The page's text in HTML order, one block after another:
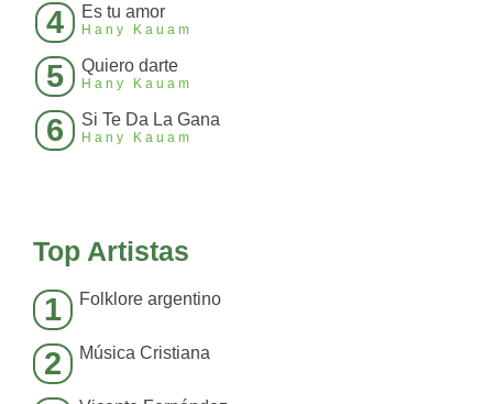
4 Es tu amor
Hany Kauam
5 Quiero darte
Hany Kauam
6 Si Te Da La Gana
Hany Kauam
Top Artistas
1 Folklore argentino
2 Música Cristiana